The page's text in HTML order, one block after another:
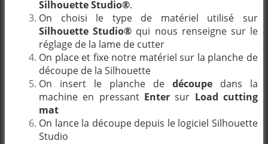
Silhouette Studio®.
On choisi le type de matériel utilisé sur
Silhouette Studio® qui nous renseigne sur le
réglage de la lame de cutter
On place et fixe notre matériel sur la planche de
découpe de la Silhouette
On insert le planche de découpe dans la
machine en pressant Enter sur Load cutting
mat
On lance la découpe depuis le logiciel Silhouette
Studio